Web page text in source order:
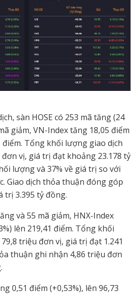
sàn HOSE có 253 mã tăng (24
giảm, VN-Index tăng 18,05 điểm
điểm. Tổng khối lượng giao dịch
vị, giá trị đạt khoảng 23.178 tỷ
lượng và 37% về giá trị so với
Giao dịch thỏa thuận đóng góp
trị 3.395 tỷ đồng.
và 55 mã giảm, HNX-Index
lên 219,41 điểm. Tổng khối
triệu đơn vị, giá trị đạt 1.241
thuận ghi nhận 4,86 triệu đơn
0,51 điểm (+0,53%), lên 96,73